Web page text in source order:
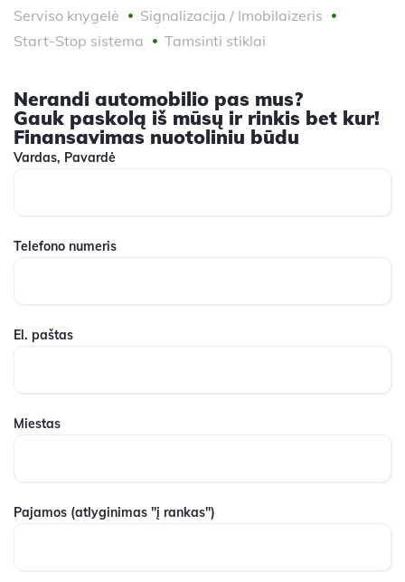
Serviso knygelė
Signalizacija / Imobilaizeris
Start-Stop sistema
Tamsinti stiklai
Nerandi automobilio pas mus?
Gauk paskolą iš mūsų ir rinkis bet kur!
Finansavimas nuotoliniu būdu
Vardas, Pavardė
Telefono numeris
El. paštas
Miestas
Pajamos (atlyginimas "į rankas")